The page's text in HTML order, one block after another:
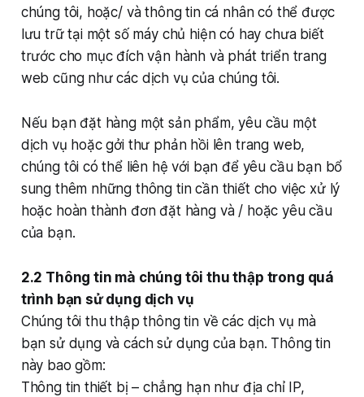
chúng tôi, hoặc/ và thông tin cá nhân có thể được
lưu trữ tại một số máy chủ hiện có hay chưa biết
trước cho mục đích vận hành và phát triển trang
web cũng như các dịch vụ của chúng tôi.
Nếu bạn đặt hàng một sản phẩm, yêu cầu một
dịch vụ hoặc gởi thư phản hồi lên trang web,
chúng tôi có thể liên hệ với bạn để yêu cầu bạn bổ
sung thêm những thông tin cần thiết cho việc xử lý
hoặc hoàn thành đơn đặt hàng và / hoặc yêu cầu
của bạn.
2.2 Thông tin mà chúng tôi thu thập trong quá
trình bạn sử dụng dịch vụ
Chúng tôi thu thập thông tin về các dịch vụ mà
bạn sử dụng và cách sử dụng của bạn. Thông tin
này bao gồm:
Thông tin thiết bị – chẳng hạn như địa chỉ IP,